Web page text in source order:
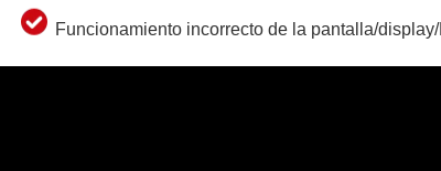
Funcionamiento incorrecto de la pantalla/